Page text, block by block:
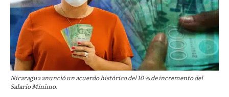
Nicaragua anunció un acuerdo histórico del 10 % de incremento del
Salario Mínimo.